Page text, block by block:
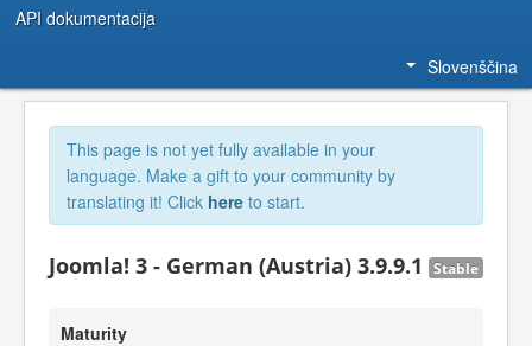
API dokumentacija
Slovenščina
This page is not yet fully available in your
language. Make a gift to your community by
translating it! Click here to start.
Joomla! 3 - German (Austria) 3.9.9.1 Stable
Maturity